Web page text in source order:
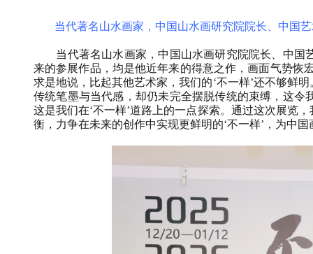
当代著名山水画家，中国山水画研究院院长、中国
当代著名山水画家，中国山水画研究院院长、中
来的参展作品，均是他近年来的得意之作，画面气势恢
求是地说，比起其他艺术家，我们的‘不一样’还不够鲜
传统笔墨与当代感，却仍未完全摆脱传统的束缚，这
这是我们在‘不一样’道路上的一点探索。通过这次展览
衡，力争在未来的创作中实现更鲜明的‘不一样’，为中